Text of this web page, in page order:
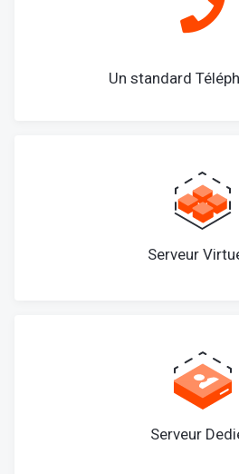
Un standard
Serveur
Serveur